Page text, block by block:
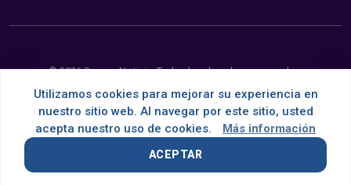
© 2026 Somos Noticia. Todos los derechos reservados.
Desarrollado con por OMNES
Utilizamos cookies para mejorar su experiencia en
nuestro sitio web. Al navegar por este sitio, usted
acepta nuestro uso de cookies.
Más información
ACEPTAR